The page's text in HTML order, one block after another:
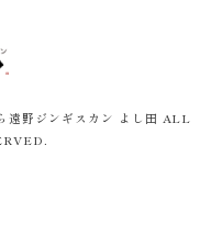
遠野ジンギスカン よし田 ALL